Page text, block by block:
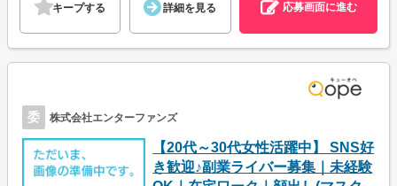
キープする 詳細を見る 応募画面に進む
委 株式会社エンターファンズ
【20代～30代女性活躍中】 SNS好
き歓迎♪副業ライバー募集｜未経験